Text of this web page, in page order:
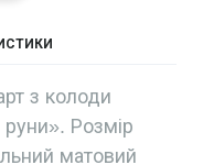
з колоди
руни». Розмір
матовий